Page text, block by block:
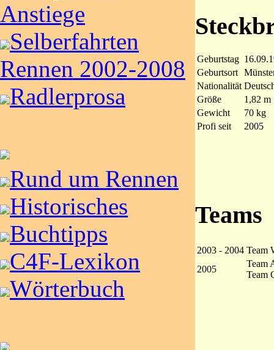
Anstiege
Selberfahrten
Rennen 2002-2008
Radlerprosa
Rund um Rennen
Historisches
Buchtipps
C4F-Lexikon
Wörterbuch
Geburtstag
Geburtsort
Nationalität
Größe
1,82 m
Gewicht
70 kg
Profi seit
2005
Teams
2003 - 2004 Team
2005
Team
Team